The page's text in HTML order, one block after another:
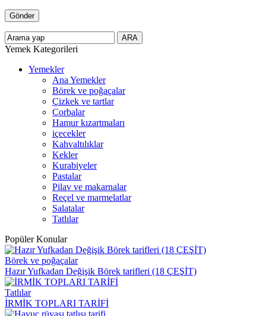
Yemek Kategorileri
Yemekler
Ana Yemekler
Börek ve poğaçalar
Çizkek ve tartlar
Çorbalar
Hamur kızartmaları
içecekler
Kahvaltılıklar
Kekler
Kurabiyeler
Pastalar
Pilav ve makarnalar
Reçel ve marmelatlar
Salatalar
Tatlılar
Popüler Konular
Börek ve poğaçalar
Hazır Yufkadan Değişik Börek tarifleri (18 ÇEŞİT)
Tatlılar
İRMİK TOPLARI TARİFİ